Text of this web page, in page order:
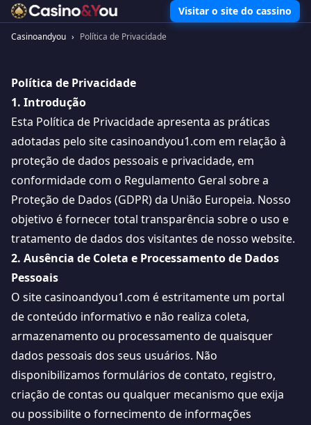
Visitar o site do cassino
Casinoandyou › Política de Privacidade
Política de Privacidade
1. Introdução
Esta Política de Privacidade apresenta as práticas
adotadas pelo site casinoandyou1.com em relação à
proteção de dados pessoais e privacidade, em
conformidade com o Regulamento Geral sobre a
Proteção de Dados (GDPR) da União Europeia. Nosso
objetivo é fornecer total transparência sobre o uso e
tratamento de dados dos visitantes de nosso website.
2. Ausência de Coleta e Processamento de Dados
Pessoais
O site casinoandyou1.com é estritamente um portal
de conteúdo informativo e não realiza coleta,
armazenamento ou processamento de quaisquer
dados pessoais dos seus usuários. Não
disponibilizamos formulários de contato, registro,
criação de contas ou qualquer mecanismo que exija
ou possibilite o fornecimento de informações